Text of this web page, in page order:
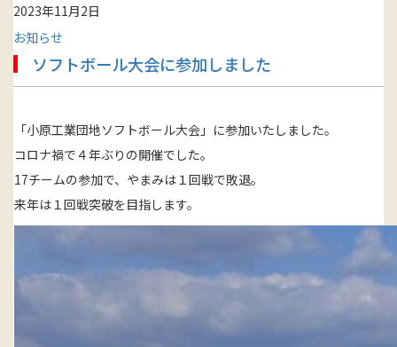
2023年11月2日
お知らせ
ソフトボール大会に参加しました
「小原工業団地ソフトボール大会」に参加いたしました。
コロナ禍で４年ぶりの開催でした。
17チームの参加で、やまみは１回戦で敗退。
来年は１回戦突破を目指します。